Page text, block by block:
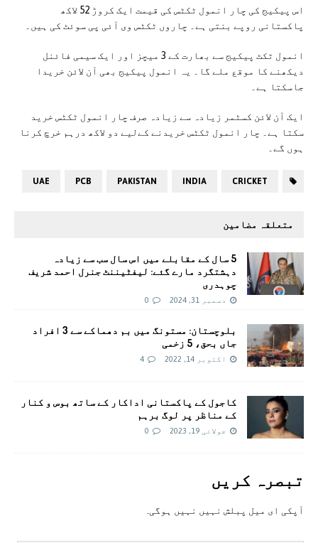
اس پیکیج کی چار انمول ٹکٹس کی قیمت ایک کروڑ 52 لاکھ
پاکستانی روپے بنتی ہے۔ چاروں ٹکٹس وی آئی پی سوئٹ کی ہیں۔
انمول ٹکٹ پیکیج سے بھارت کے 3 میچز اور ایک سیمی فائنل
دیکھنے کا موقع ملے گا۔ یہ انمول پیکیج بھی آن لائن خریدا
جاسکتا ہے۔
ایک آن لائن کسٹمر زیادہ سے زیادہ صرف چار انمول ٹکٹس خرید
سکتا ہے۔ چار انمول ٹکٹس خریدنے کےلیے دو لاکھ درہم خرچ کرنا
ہوں گے۔
CRICKET
INDIA
PAKISTAN
PCB
UAE
متعلقہ مضامین
5 سال کے مقابلے میں اس سال سب سے زیادہ
دہشتگرد مارے گئے: لیفٹیننٹ جنرل احمد شریف
چوہدری
دسمبر 31, 2024 0
بلوچستان: مستونگ میں بم دھماکے سے 3 افراد
جاں بحق، 5 زخمی
اکتوبر 14, 2022 4
کاجول کے پاکستانی اداکار کے ساتھ بوس و کنار
کے مناظر پر لوگ برہم
جولائی 19, 2023 0
تبصرہ کريں
آپکی ای ميل پبلش نہيں نہيں ہوگی.